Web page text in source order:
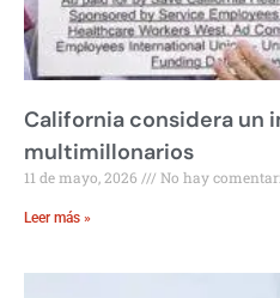
California considera un
multimillonarios
11 de mayo, 2026 No hay
Leer más »